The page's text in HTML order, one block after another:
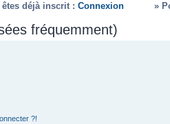
déjà inscrit : Connexion » Pour
fréquemment)
?!